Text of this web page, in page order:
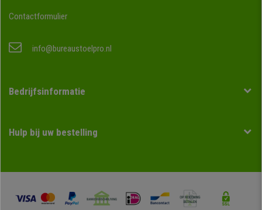
Contactformulier
info@bureaustoelpro.nl
Bedrijfsinformatie
Hulp bij uw bestelling